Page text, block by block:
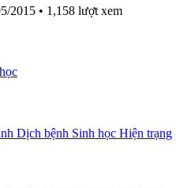
2015 • 1,158 lượt xem
Dịch bệnh Sinh học Hiện trạng